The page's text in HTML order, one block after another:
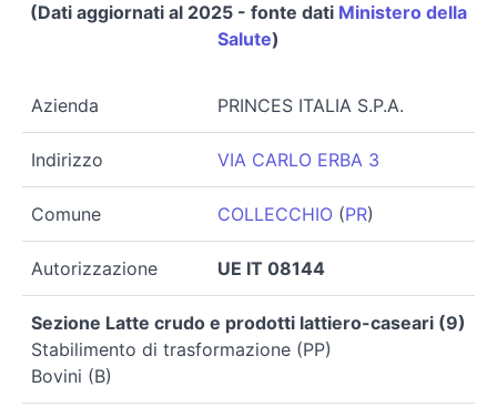
(Dati aggiornati al 2025 - fonte dati Ministero della
Salute)
Azienda PRINCES ITALIA S.P.A.
Indirizzo VIA CARLO ERBA 3
Comune COLLECCHIO (PR)
Autorizzazione UE IT 08144
Sezione Latte crudo e prodotti lattiero-caseari (9)
Stabilimento di trasformazione (PP)
Bovini (B)